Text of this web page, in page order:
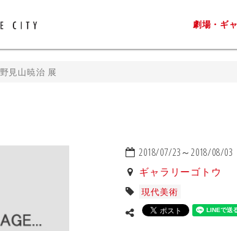
劇場・ギ
野見山暁治 展
2018/07/23～2018/08/03
ギャラリーゴトウ
現代美術